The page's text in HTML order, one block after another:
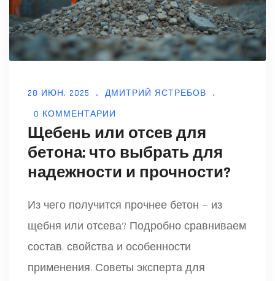
28 ИЮН, 2025
ДМИТРИЙ ЯСТРЕБОВ
0 КОММЕНТАРИИ
Щебень или отсев для
бетона: что выбрать для
надежности и прочности?
Из чего получится прочнее бетон — из
щебня или отсева? Подробно сравниваем
состав, свойства и особенности
применения. Советы эксперта для